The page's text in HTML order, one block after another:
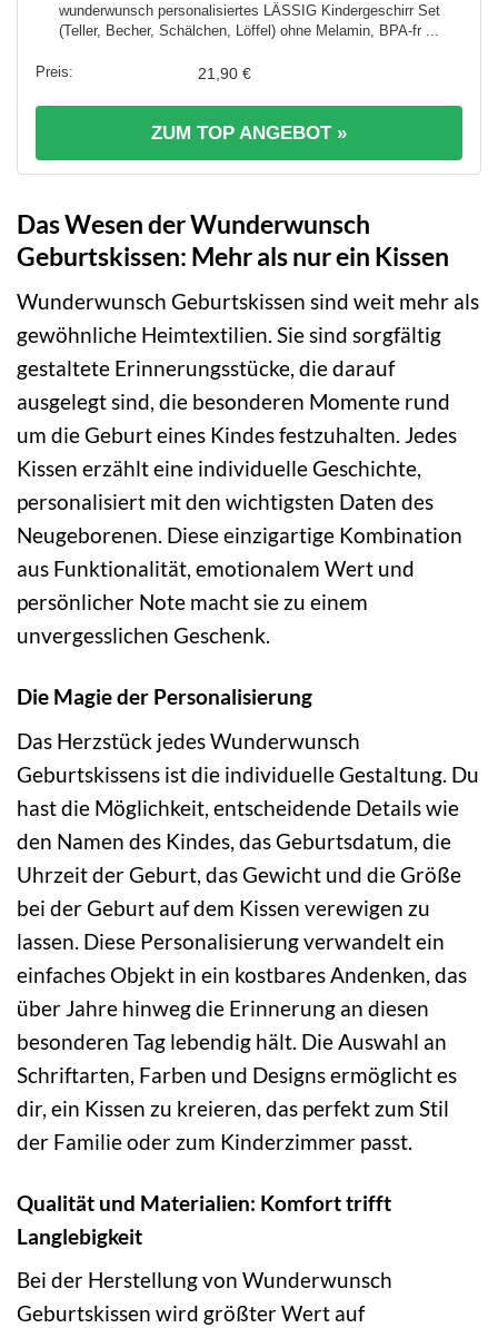
wunderwunsch personalisiertes LÄSSIG Kindergeschirr Set
(Teller, Becher, Schälchen, Löffel) ohne Melamin, BPA-fr ...
21,90 €
ZUM TOP ANGEBOT »
Das Wesen der Wunderwunsch
Geburtskissen: Mehr als nur ein Kissen
Wunderwunsch Geburtskissen sind weit mehr als
gewöhnliche Heimtextilien. Sie sind sorgfältig
gestaltete Erinnerungsstücke, die darauf
ausgelegt sind, die besonderen Momente rund
um die Geburt eines Kindes festzuhalten. Jedes
Kissen erzählt eine individuelle Geschichte,
personalisiert mit den wichtigsten Daten des
Neugeborenen. Diese einzigartige Kombination
aus Funktionalität, emotionalem Wert und
persönlicher Note macht sie zu einem
unvergesslichen Geschenk.
Die Magie der Personalisierung
Das Herzstück jedes Wunderwunsch
Geburtskissens ist die individuelle Gestaltung. Du
hast die Möglichkeit, entscheidende Details wie
den Namen des Kindes, das Geburtsdatum, die
Uhrzeit der Geburt, das Gewicht und die Größe
bei der Geburt auf dem Kissen verewigen zu
lassen. Diese Personalisierung verwandelt ein
einfaches Objekt in ein kostbares Andenken, das
über Jahre hinweg die Erinnerung an diesen
besonderen Tag lebendig hält. Die Auswahl an
Schriftarten, Farben und Designs ermöglicht es
dir, ein Kissen zu kreieren, das perfekt zum Stil
der Familie oder zum Kinderzimmer passt.
Qualität und Materialien: Komfort trifft
Langlebigkeit
Bei der Herstellung von Wunderwunsch
Geburtskissen wird größter Wert auf